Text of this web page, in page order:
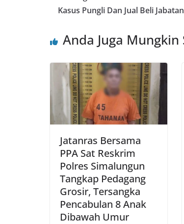
Kasus Pungli Dan Jual Beli
Anda Juga Mungkin
Jatanras Bersama
PPA Sat Reskrim
Polres Simalungun
Tangkap Pedagang
Grosir, Tersangka
Pencabulan 8 Anak
Dibawah Umur